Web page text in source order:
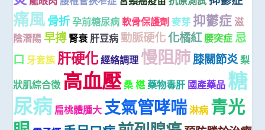
痛風骨折孕前糖尿病 軟骨保護劑 麥芽 抑鬱症 滋
陰潛陽 早搏 腎衰 肝豆病 動脈硬化化橘紅 腰突症 忌
口 牙套族 肝硬化經絡調理 慢阻肺膝關節炎梨
狀肌綜合徵 高血壓桑 椹 藥物毒肝 國產藥品 糖
尿病 扁桃體腫大 支氣管哮喘淋病 青光